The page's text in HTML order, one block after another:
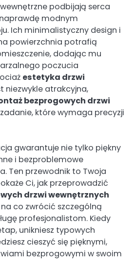
podbijają serca
modnym
Ich minimalistyczny design i
powierzchnia potrafią
dodając mu
poczucia
estetyka drzwi
niezwykle atrakcyjna,
bezprogowych drzwi
które wymaga precyzji
gwarantuje nie tylko piękny
i bezproblemowe
Ten przewodnik to Twoja
Ci, jak przeprowadzić
drzwi wewnętrznych
co zwrócić szczególną
profesjonalistom. Kiedy
unikniesz typowych
cieszyć się pięknymi,
bezprogowymi w swoim